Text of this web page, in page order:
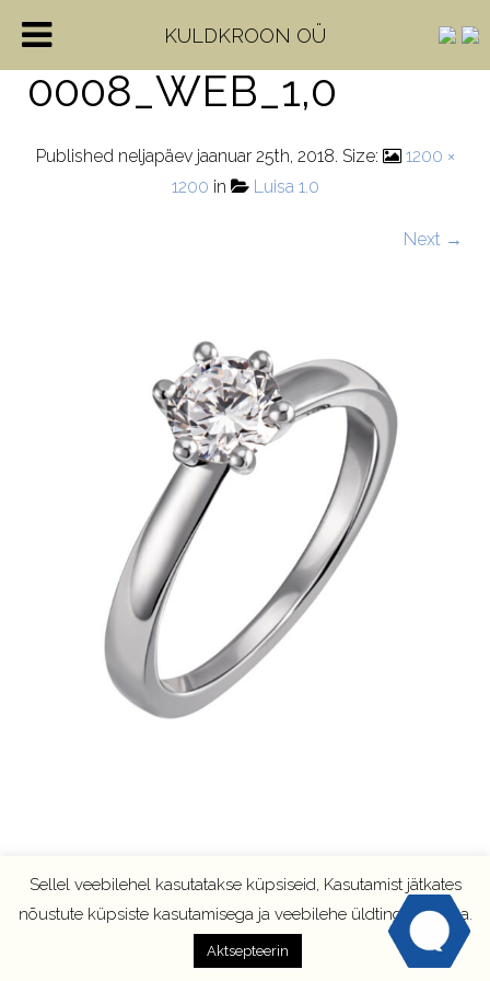
1-06097-52-
0008_WEB_1,0
Published neljapäev jaanuar 25th, 2018. Size:
1200 ×
1200 in Luisa 1.0
Next →
Sellel veebilehel kasutatakse küpsiseid, Kasutamist jätkates
nõustute küpsiste kasutamisega ja veebilehe üldtingimustega.
Aktsepteerin
KULDKROON OÜ